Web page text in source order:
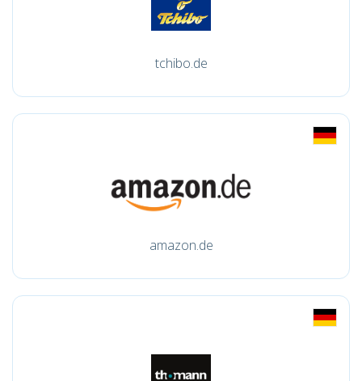
tchibo.de
amazon.de